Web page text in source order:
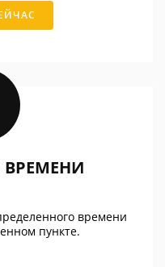
ВРЕМЕНИ
времени
пункте.